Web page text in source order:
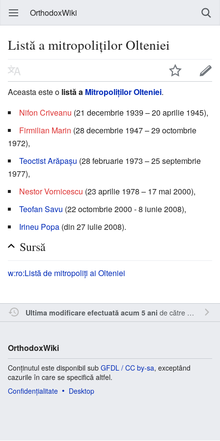
OrthodoxWiki
Listă a mitropoliților Olteniei
Aceasta este o listă a Mitropoliților Olteniei.
Nifon Criveanu (21 decembrie 1939 – 20 aprilie 1945),
Firmilian Marin (28 decembrie 1947 – 29 octombrie
1972),
Teoctist Arăpașu (28 februarie 1973 – 25 septembrie
1977),
Nestor Vornicescu (23 aprilie 1978 – 17 mai 2000),
Teofan Savu (22 octombrie 2000 - 8 iunie 2008),
Irineu Popa (din 27 iulie 2008).
Sursă
w:ro:Listă de mitropoliți ai Olteniei
Ultima modificare efectuată acum 5 ani de către Sîmbotin
OrthodoxWiki
Conținutul este disponibil sub GFDL / CC by-sa, exceptând
cazurile în care se specifică altfel.
Confidențialitate
Desktop